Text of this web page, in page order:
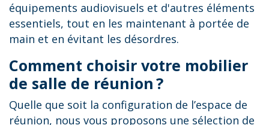
équipements audiovisuels et d'autres éléments
essentiels, tout en les maintenant à portée de
main et en évitant les désordres.
Comment choisir votre mobilier
de salle de réunion ?
Quelle que soit la configuration de l’espace de
réunion, nous vous proposons une sélection de